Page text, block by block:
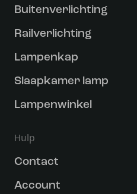
Buitenverlichting
Railverlichting
Lampenkap
Slaapkamer lamp
Lampenwinkel
Hulp
Contact
Account